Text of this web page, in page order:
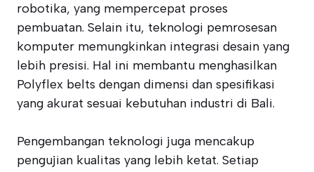
robotika, yang mempercepat proses
pembuatan. Selain itu, teknologi pemrosesan
komputer memungkinkan integrasi desain yang
lebih presisi. Hal ini membantu menghasilkan
Polyflex belts dengan dimensi dan spesifikasi
yang akurat sesuai kebutuhan industri di Bali.
Pengembangan teknologi juga mencakup
pengujian kualitas yang lebih ketat. Setiap